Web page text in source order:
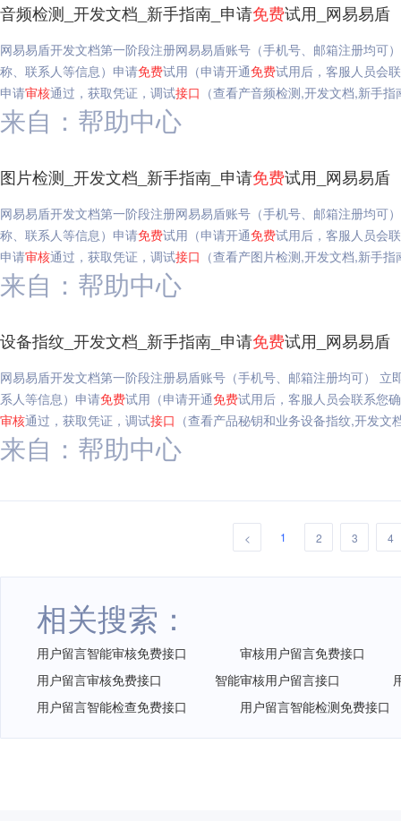
音频检测_开发文档_新手指南_申请免费试用_网易易盾
网易易盾开发文档第一阶段注册网易易盾账号（手机号、邮箱注册均可
称、联系人等信息）申请免费试用（申请开通免费试用后，客服人员会
申请审核通过，获取凭证，调试接口 （查看产音频检测,开发文档,新手指
来自：帮助中心
图片检测_开发文档_新手指南_申请免费试用_网易易盾
网易易盾开发文档第一阶段注册网易易盾账号（手机号、邮箱注册均可
称、联系人等信息）申请免费试用（申请开通免费试用后，客服人员会
申请审核通过，获取凭证，调试接口 （查看产图片检测,开发文档,新手指
来自：帮助中心
设备指纹_开发文档_新手指南_申请免费试用_网易易盾
网易易盾开发文档第一阶段注册易盾账号（手机号、邮箱注册均可）
系人等信息）申请免费试用（申请开通免费试用后，客服人员会联系您
审核通过，获取凭证，调试接口 （查看产品秘钥和业务设备指纹,开发文
来自：帮助中心
< 1 2 3 4
相关搜索：
用户留言智能审核免费接口
审核用户留言免费接口
用户留言审核免费接口
智能审核用户留言接口
用户留言智能检查免费接口
用户留言智能检测免费接口